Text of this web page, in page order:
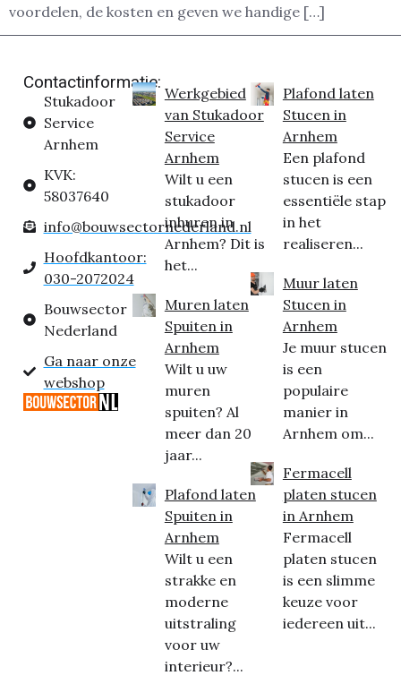
voordelen, de kosten en geven we handige […]
Contactinformatie:
Stukadoor
Service
Arnhem
KVK:
58037640
info@bouwsectornederland.nl
Hoofdkantoor:
030-2072024
Bouwsector
Nederland
Ga naar onze
webshop
Werkgebied
van Stukadoor
Service
Arnhem
Wilt u een
stukadoor
inhuren in
Arnhem? Dit is
het...
Muren laten
Spuiten in
Arnhem
Wilt u uw
muren
spuiten? Al
meer dan 20
jaar...
Plafond laten
Spuiten in
Arnhem
Wilt u een
strakke en
moderne
uitstraling
voor uw
interieur?...
Plafond laten
Stucen in
Arnhem
Een plafond
stucen is een
essentiële stap
in het
realiseren...
Muur laten
Stucen in
Arnhem
Je muur stucen
is een
populaire
manier in
Arnhem om...
Fermacell
platen stucen
in Arnhem
Fermacell
platen stucen
is een slimme
keuze voor
iedereen uit...